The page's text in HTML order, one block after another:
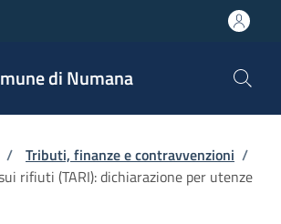
di Numana
pane
/ Tributi, finanze e contravvenzioni /
rifiuti (TARI): dichiarazione per utenze